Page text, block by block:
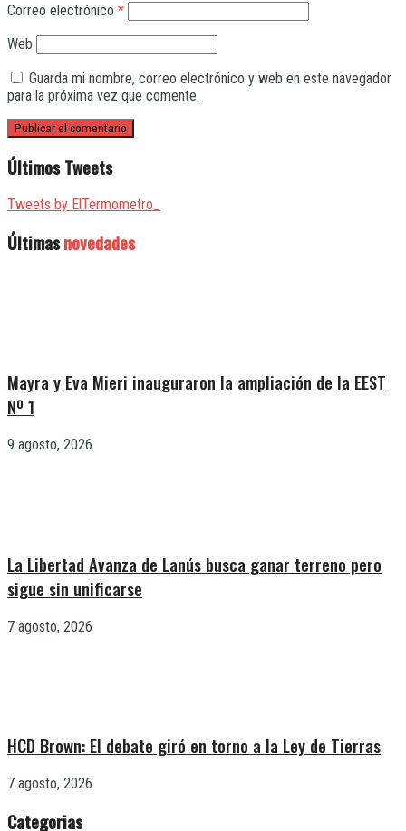
Correo electrónico *
Web
Guarda mi nombre, correo electrónico y web en este navegador
para la próxima vez que comente.
Últimos Tweets
Tweets by ElTermometro_
Últimasnovedades
Mayra y Eva Mieri inauguraron la ampliación de la EEST
Nº 1
9 agosto, 2026
La Libertad Avanza de Lanús busca ganar terreno pero
sigue sin unificarse
7 agosto, 2026
HCD Brown: El debate giró en torno a la Ley de Tierras
7 agosto, 2026
Categorias